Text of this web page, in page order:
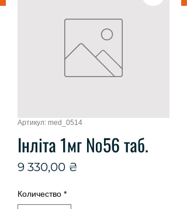
Артикул: med_0514
Інліта 1мг №56 таб.
9 330,00 ₴
Количество *